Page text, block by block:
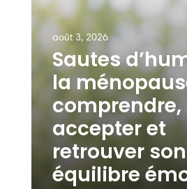
août 3, 2026
Sautes
la
comprendre,
accepter et
retrouver son
équilibre